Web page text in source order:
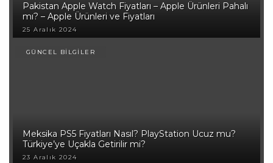
Pakistan Apple Watch Fiyatları – Apple Ürünleri Pahalı
mı? – Apple Ürünleri ve Fiyatları
25 Aralık 2024
GÜNCEL BİLGİLER
Meksika PS5 Fiyatları Nasıl? PlayStation Ucuz mu?
Türkiye’ye Uçakla Getirilir mi?
23 Aralık 2024